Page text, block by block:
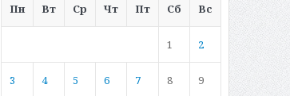
Пн
Вт Ср Чт Пт Сб Вс
1 2
3 4 5 6 7 8 9